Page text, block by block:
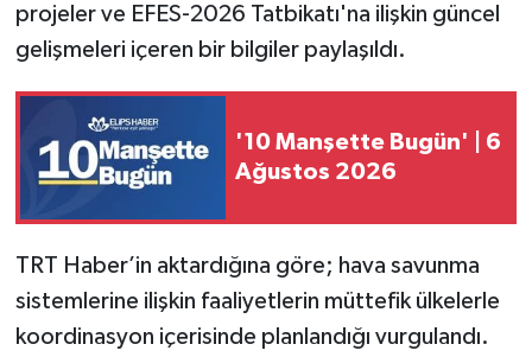
projeler ve EFES-2026 Tatbikatı'na ilişkin güncel
gelişmeleri içeren bir bilgiler paylaşıldı.
'10 Manşette Bugün' | 6
Ağustos 2026
TRT Haber’in aktardığına göre; hava savunma
sistemlerine ilişkin faaliyetlerin müttefik ülkelerle
koordinasyon içerisinde planlandığı vurgulandı.